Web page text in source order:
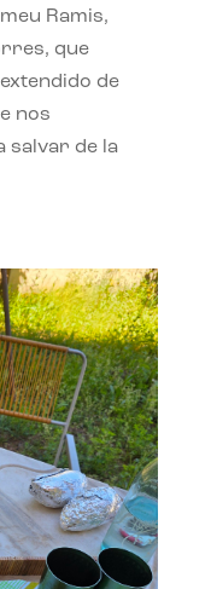
Ramis,
que
de
nos
salvar de la